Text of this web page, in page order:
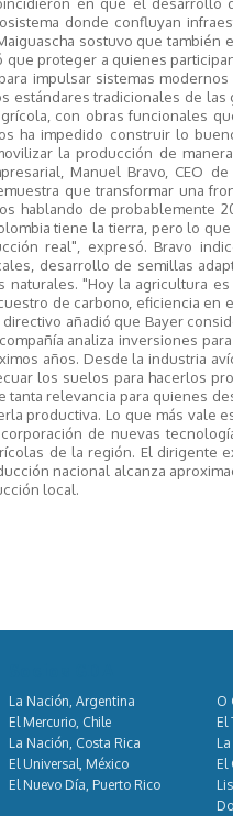
donde confluyan
sostuvo que
que proteger a quienes
impulsar sistemas
estándares tradicionales de
con obras funcionales
ha impedido construir lo
la producción de
Manuel Bravo, CEO
que transformar una
hablando de probablemente
tiene la tierra, pero lo
real", expresó. Bravo
desarrollo de semillas
naturales. "Hoy la agricultura
de carbono, eficiencia en
directivo añadió que Bayer
analiza inversiones
años. Desde la industria
los suelos para hacerlos
tanta relevancia para quienes
productiva. Lo que más vale
de nuevas
de la región. El dirigente
nacional alcanza
local.
La Nación, Argentina
O
El Mercurio, Chile
El
La Nación, Costa Rica
El Universal, México
El
El Nuevo Día, Puerto Rico